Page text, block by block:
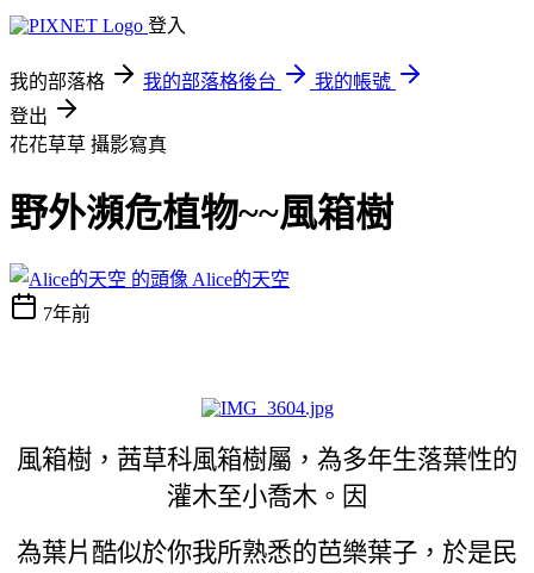
登入
我的部落格 我的部落格後台
我的帳號
登出
花花草草 攝影寫真
野外瀕危植物~~風箱樹
Alice的天空
7年前
風箱樹，茜草科風箱樹屬，為多年生落葉性的
灌木至小喬木。因
為葉片酷似於你我所熟悉的芭樂葉子，於是民